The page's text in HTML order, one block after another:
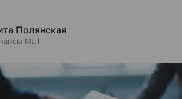
Полянская
Mail